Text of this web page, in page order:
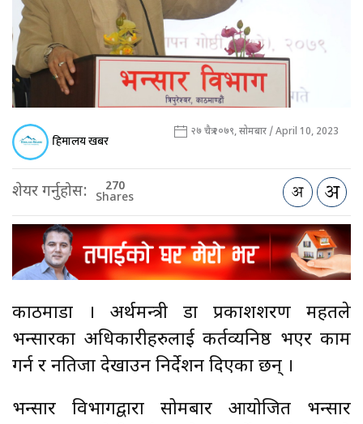
हिमालय खबर २७ चैत्र २०७९, सोमबार / April 10, 2023
शेयर गर्नुहोस: 270
Shares
काठमाडौँ । अर्थमन्त्री डा प्रकाशशरण महतले
भन्सारका अधिकारीहरुलाई कर्तव्यनिष्ठ भएर काम
गर्न र नतिजा देखाउन निर्देशन दिएका छन् ।
भन्सार विभागद्वारा सोमबार आयोजित भन्सार